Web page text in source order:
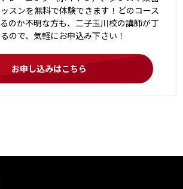
スンを無料で体験できます！どのコース
のか不明な方も、二子玉川校の講師が丁
ので、気軽にお申込み下さい！
お申し込みはこちら